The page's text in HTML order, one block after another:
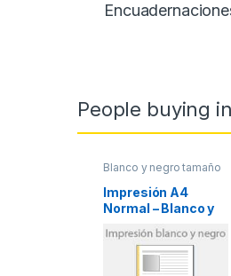
People buying
Blanco y negro tamaño
Impresión en blanco
y negro
Impresión A4
Normal – Blanco y